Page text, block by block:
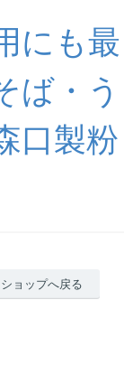
にも最
ば・う
口製粉
ショップへ戻る